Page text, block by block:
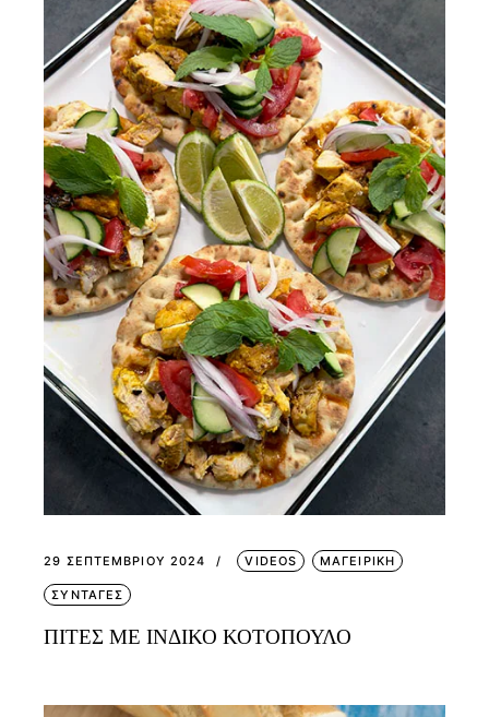
29 ΣΕΠΤΕΜΒΡΊΟΥ 2024 VIDEOS ΜΑΓΕΙΡΙΚΗ
ΣΥΝΤΑΓΕΣ
ΠΙΤΕΣ ΜΕ ΙΝΔΙΚΟ ΚΟΤΟΠΟΥΛΟ